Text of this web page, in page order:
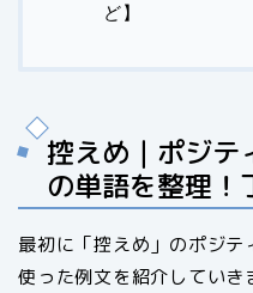
ど】
控えめ｜ポジテ
の単語を整理！
最初に「控えめ」のポジ
使った例文を紹介していき